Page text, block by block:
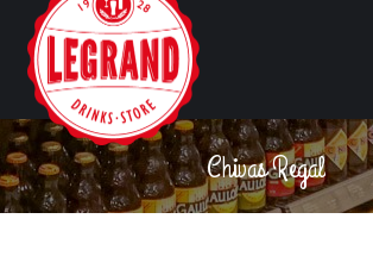
Chivas Regal
Vous êtes